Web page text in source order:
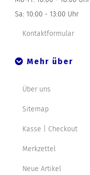
Sa: 10:00 - 13:00 Uhr
Kontaktformular
Mehr über
Über uns
Sitemap
Kasse | Checkout
Merkzettel
Neue Artikel